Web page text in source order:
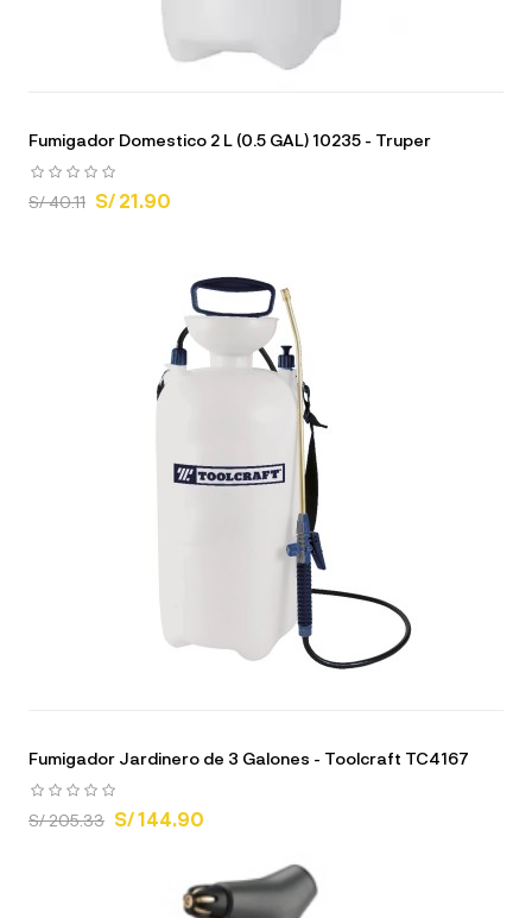
Fumigador Domestico 2 L (0.5 GAL) 10235 - Truper
S/ 40.11 S/ 21.90
Fumigador Jardinero de 3 Galones - Toolcraft TC4167
S/ 205.33 S/ 144.90